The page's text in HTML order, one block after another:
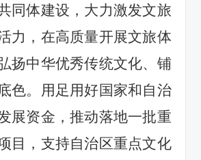
同体建设，大力激发文旅
力，在高质量开展文旅体
扬中华优秀传统文化、铺
色。
用足用好国家和 自治
展资金 ，推动落地一批重
目 ，支持自治区重点文化